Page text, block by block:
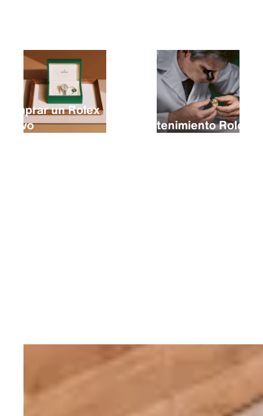
Comprar un Rolex
nuevo
Mantenimiento Rolex